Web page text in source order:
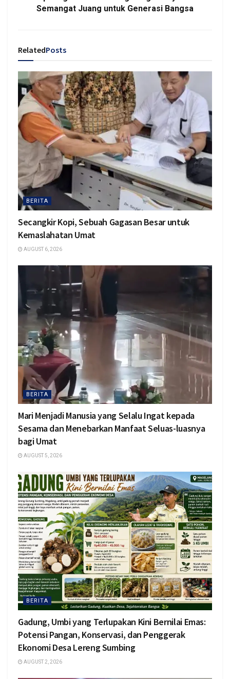
Semangat Juang untuk Generasi Bangsa
RelatedPosts
BERITA
Secangkir Kopi, Sebuah Gagasan Besar untuk
Kemaslahatan Umat
AUGUST 6, 2026
BERITA
Mari Menjadi Manusia yang Selalu Ingat kepada
Sesama dan Menebarkan Manfaat Seluas-luasnya
bagi Umat
AUGUST 5, 2026
BERITA
Gadung, Umbi yang Terlupakan Kini Bernilai Emas:
Potensi Pangan, Konservasi, dan Penggerak
Ekonomi Desa Lereng Sumbing
AUGUST 2, 2026